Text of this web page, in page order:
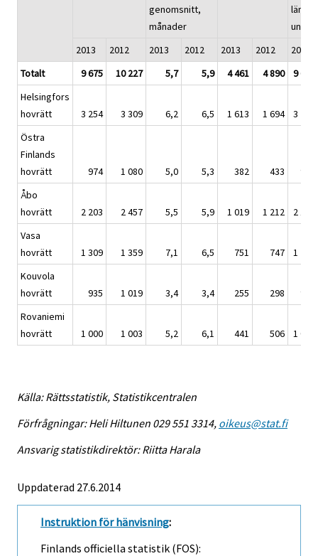
genomsnitt,
månader
2013
2012 2013 2012 2013 2012
2013
Totalt
9 675 10 227 5,7 5,9 4 461 4 890
9 688
Helsingfors
hovrätt
3 254 3 309 6,2 6,5 1 613 1 694
3 276
Östra
Finlands
hovrätt
974 1 080 5,0 5,3 382 433
974
Åbo
hovrätt
2 203 2 457 5,5 5,9 1 019 1 212
2 180
Vasa
hovrätt
1 309 1 359 7,1 6,5 751 747
1 250
Kouvola
hovrätt
935 1 019 3,4 3,4 255 298
978
Rovaniemi
hovrätt
1 000 1 003 5,2 6,1 441 506 1 030
Källa: Rättsstatistik, Statistikcentralen
Förfrågningar: Heli Hiltunen 029 551 3314, oikeus@stat.fi
Ansvarig statistikdirektör: Riitta Harala
Uppdaterad 27.6.2014
Instruktion för hänvisning:
Finlands officiella statistik (FOS):